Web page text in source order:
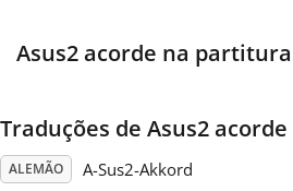
日本語
Polski
Asus2 acorde na partitura
Traduções de Asus2 acorde
ALEMÃO A-Sus2-Akkord